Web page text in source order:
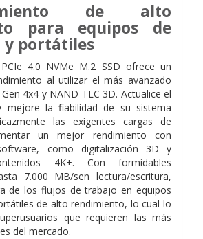
de alto
para equipos de
y portátiles
4.0 NVMe M.2 SSD ofrece un
al utilizar el más avanzado
4x4 y NAND TLC 3D. Actualice el
mejore la fiabilidad de su sistema
las exigentes cargas de
un mejor rendimiento con
como digitalización 3D y
4K+. Con formidables
7.000 MB/sen lectura/escritura,
de los flujos de trabajo en equipos
de alto rendimiento, lo cual lo
que requieren las más
del mercado.